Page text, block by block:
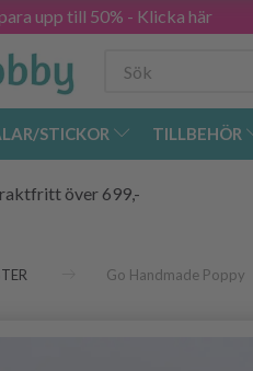
upp till 50% - Klicka här
STICKOR TILLBEHÖR
över 699,-
Go Handmade Poppy